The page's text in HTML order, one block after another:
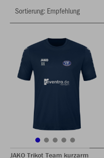
JAKO Trikot Team kurzarm